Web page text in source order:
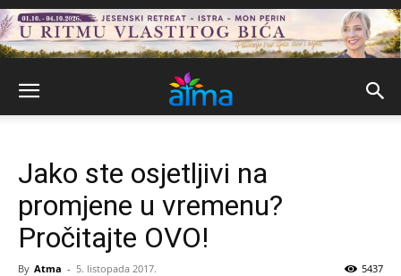
Jako ste osjetljivi na
promjene u vremenu?
Pročitajte OVO!
By Atma - 5. listopada 2017. 5437